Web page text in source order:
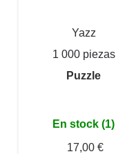
Yazz
1 000 piezas
Puzzle
En stock (1)
17,00 €